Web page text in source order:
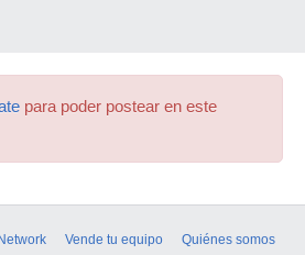
para poder postear en este
Vende tu equipo
Quiénes somos